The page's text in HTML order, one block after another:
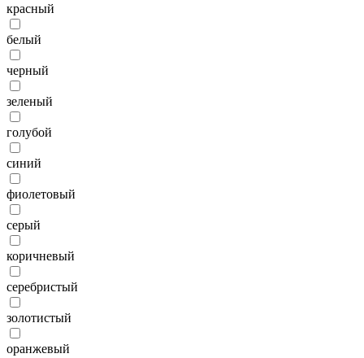
красный
белый
черный
зеленый
голубой
синий
фиолетовый
серый
коричневый
серебристый
золотистый
оранжевый